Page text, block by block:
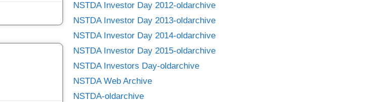
NSTDA Investor Day 2012-oldarchive
NSTDA Investor Day 2013-oldarchive
NSTDA Investor Day 2014-oldarchive
NSTDA Investor Day 2015-oldarchive
NSTDA Investors Day-oldarchive
NSTDA Web Archive
NSTDA-oldarchive